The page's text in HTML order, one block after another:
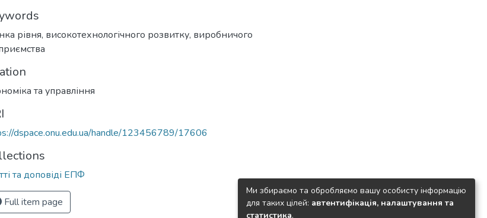
рівня, високотехнологічного розвитку, виробничого
та управління
dspace.onu.edu.ua/handle/123456789/17606
та доповіді ЕПФ
Full item page
Ми збираємо та обробляємо вашу особисту інформацію
для таких цілей: автентифікація, налаштування та
статистика.